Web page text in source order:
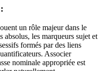
un rôle majeur dans le
absolus, les marqueurs sujet et
formés par des liens
Associer
nominale appropriée est